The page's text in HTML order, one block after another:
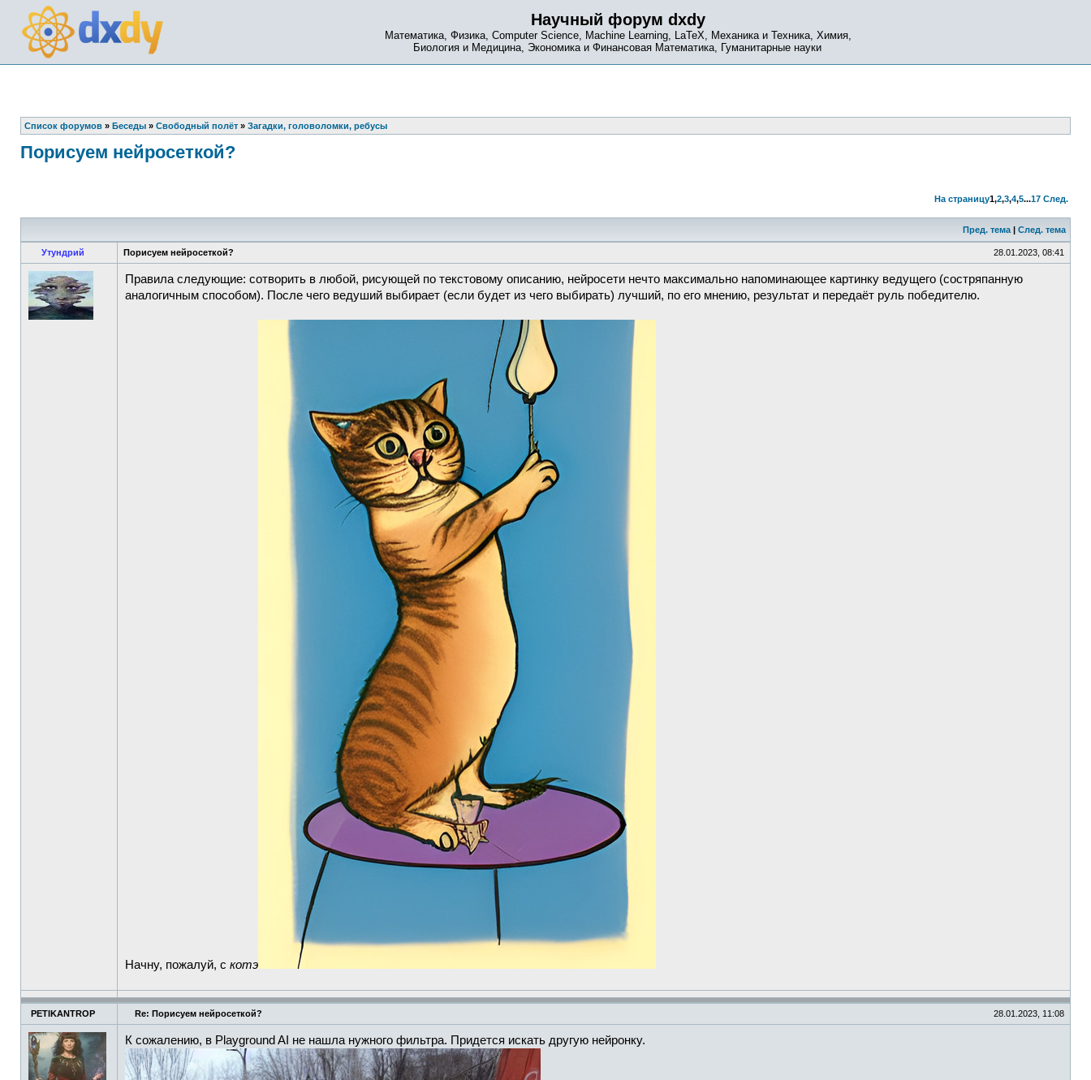
Научный форум dxdy
Математика, Физика, Computer Science, Machine Learning, LaTeX, Механика и Техника, Химия,
Биология и Медицина, Экономика и Финансовая Математика, Гуманитарные науки
Список форумов » Беседы » Свободный полёт » Загадки, головоломки, ребусы
Порисуем нейросеткой?
На страницу1,2,3,4,5...17 След.
Пред. тема | След. тема
Утундрий Порисуем нейросеткой? 28.01.2023, 08:41
Правила следующие: сотворить в любой, рисующей по текстовому описанию, нейросети нечто максимально напоминающее картинку ведущего (состряпанную
аналогичным способом). После чего ведуший выбирает (если будет из чего выбирать) лучший, по его мнению, результат и передаёт руль победителю.
Начну, пожалуй, с котэ
PETIKANTROP Re: Порисуем нейросеткой? 28.01.2023, 11:08
К сожалению, в Playground AI не нашла нужного фильтра. Придется искать другую нейронку.